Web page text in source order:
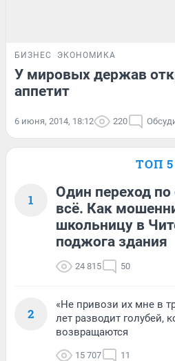
БИЗНЕС ЭКОНОМИКА
У мировых держав
аппетит
6 июня, 2014, 18:12 220
ТОП 5
1
Один переход
всё. Как
школьницу в
поджога здания
24 815 50
2
«Не привози их мне в
лет разводит голубей,
возвращаются
15 707 11